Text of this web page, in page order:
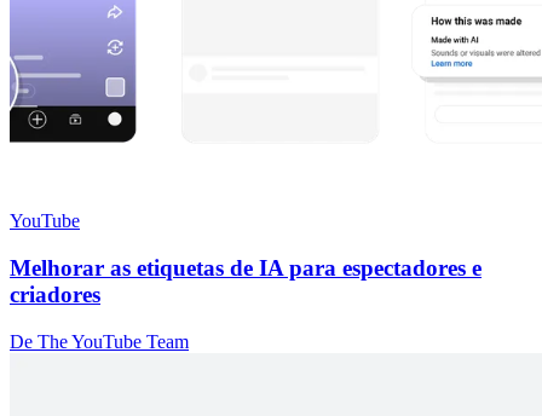
YouTube
Melhorar as etiquetas de IA para espectadores e
criadores
De The YouTube Team